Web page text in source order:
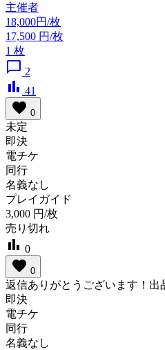
主催者
18,000円/枚
17,500 円/枚
1 枚
chat_bubble_outline 2
bar_chart 41
favorite 0
未定
即決
電チケ
同行
名義なし
プレイガイド
3,000 円/枚
売り切れ
bar_chart 0
favorite 0
返信ありがとうございます！出
即決
電チケ
同行
名義なし